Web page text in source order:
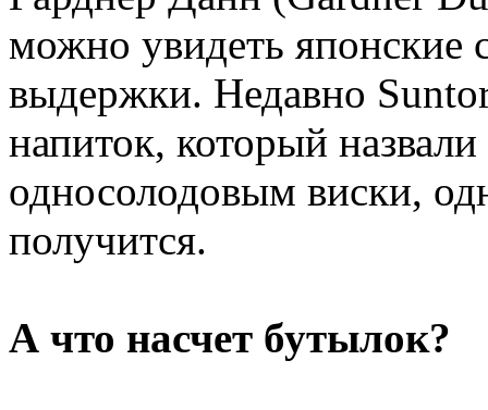
можно увидеть японские
выдержки. Недавно
напиток, который
односолодовым виски,
получится.
А что насчет бутылок?